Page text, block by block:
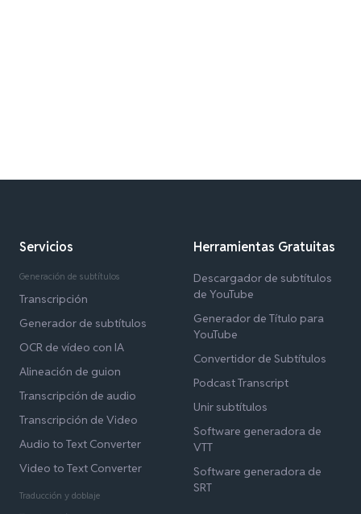
Servicios
Generación de subtítulos
Transcripción
Generador de subtítulos
OCR de vídeo con IA
Alineación de guion
Transcripción de audio
Transcripción de Video
Audio to Text Converter
Video to Text Converter
Traducción y doblaje
Herramientas Gratuitas
Descargador de subtítulos
de YouTube
Generador de Título para
YouTube
Convertidor de Subtítulos
Podcast Transcript
Unir subtítulos
Software generadora de
VTT
Software generadora de
SRT